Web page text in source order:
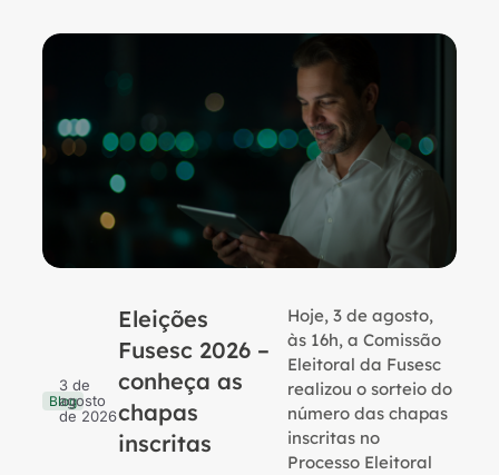
Blog
3 de
agosto
de 2026
Eleições
Fusesc 2026 –
conheça as
chapas
inscritas
Hoje, 3 de agosto,
às 16h, a Comissão
Eleitoral da Fusesc
realizou o sorteio do
número das chapas
inscritas no
Processo Eleitoral